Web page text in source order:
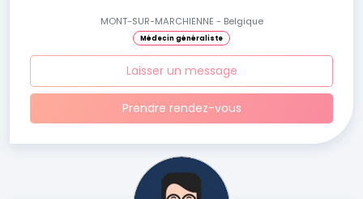
MONT-SUR-MARCHIENNE - Belgique
Médecin généraliste
Laisser un message
Prendre rendez-vous